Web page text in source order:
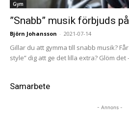
Gym
”Snabb” musik förbjuds
Björn Johansson - 2021-07-14
Gillar du att gymma till snabb musik?
style” dig att ge det lilla extra? Glöm det
Samarbete
- Annons -